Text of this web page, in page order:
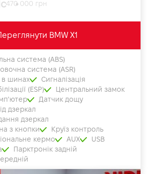
470 000 грн
BMW X1
система (ABS)
система (ASR)
в шинах
Сигналізація
(ESP)
Центральний замок
Датчик дощу
дзеркал
дзеркал
з кнопки
Круїз контроль
кермо
AUX
USB
Парктронік задній